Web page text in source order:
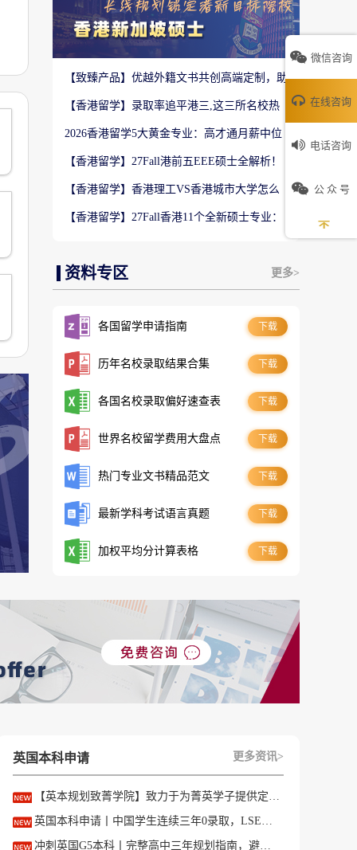
【致臻产品】优越外籍文书共创高端定制，助
【香港留学】录取率追平港三,这三所名校热
2026香港留学5大黄金专业：高才通月薪中位
【香港留学】27Fall港前五EEE硕士全解析！
【香港留学】香港理工VS香港城市大学怎么
【香港留学】27Fall香港11个全新硕士专业：
资料专区 更多>
各国留学申请指南 下载
历年名校录取结果合集 下载
各国名校录取偏好速查表 下载
世界名校留学费用大盘点 下载
热门专业文书精品范文 下载
最新学科考试语言真题 下载
加权平均分计算表格 下载
英国本科申请 更多资讯>
【英本规划致菁学院】致力于为菁英学子提供定制式升学规划服务！
英国本科申请丨中国学生连续三年0录取，LSE这些专业为什么难申？
冲刺英国G5本科丨完整高中三年规划指南，避开 90% 申请者踩过的坑
微信咨询
在线咨询
电话咨询
公 众 号